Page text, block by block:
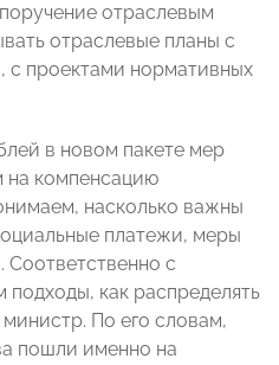
отраслевым
отраслевые планы с
с проектами нормативных
в новом пакете мер
на компенсацию
насколько важны
платежи, меры
с
как распределять
По его словам,
пошли именно на